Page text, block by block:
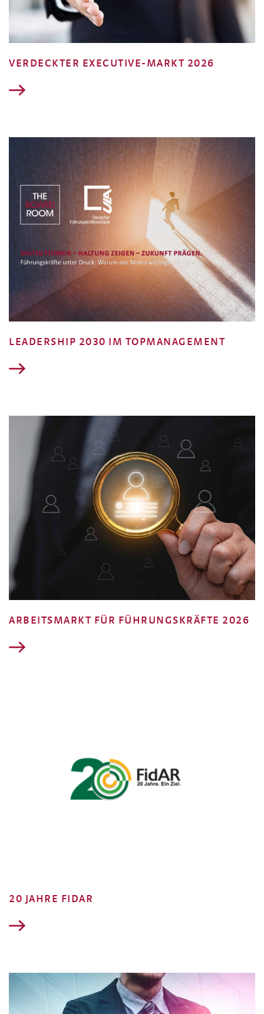
VERDECKTER EXECUTIVE-MARKT 2026
LEADERSHIP 2030 IM TOPMANAGEMENT
ARBEITSMARKT FÜR FÜHRUNGSKRÄFTE 2026
20 JAHRE FIDAR